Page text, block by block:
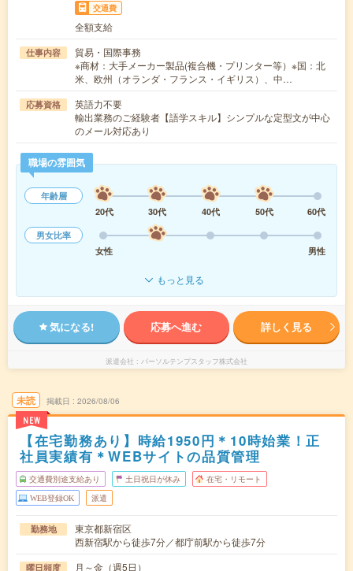
交通費
全額支給
仕事内容
貿易・国際事務
※商材：大手メーカー製品(複合機・プリンター等）※国：北
米、欧州（オランダ・フランス・イギリス）、中…
応募資格
英語力不要
輸出業務のご経験者【語学スキル】シンプルな定型文が中心
のメール対応あり
職場の雰囲気
年齢層
20代
30代 40代 50代
60代
男女比率
女性
男性
もっと見る
気になる! 応募へ進む 詳しく見る
派遣会社 パーソルテンプスタッフ株式会社
未読
NEW
掲載日 2026/08/06
【在宅勤務あり】時給1950円＊10時始業！正
社員実績有＊WEBサイトの品質管理
交通費別途支給あり 土日祝日が休み 在宅・リモート
WEB登録OK 派遣
勤務地
東京都新宿区
西新宿駅から徒歩7分／都庁前駅から徒歩7分
曜日頻度 月～金（週5日）